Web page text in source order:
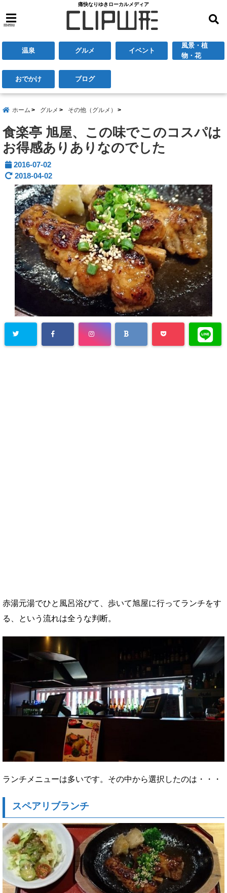
痛快なりゆきローカルメディア
menu
温泉 グルメ イベント
風景・植
物・花
おでかけ ブログ
ホーム グルメ その他（グルメ）
食楽亭 旭屋、この味でこのコスパは
お得感ありありなのでした
2016-07-02
2018-04-02
赤湯元湯でひと風呂浴びて、歩いて旭屋に行ってランチをす
る、という流れは全うな判断。
ランチメニューは多いです。その中から選択したのは・・・
スペアリブランチ